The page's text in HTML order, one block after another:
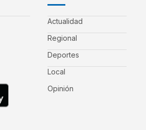
Actualidad
Regional
Deportes
Local
Opinión